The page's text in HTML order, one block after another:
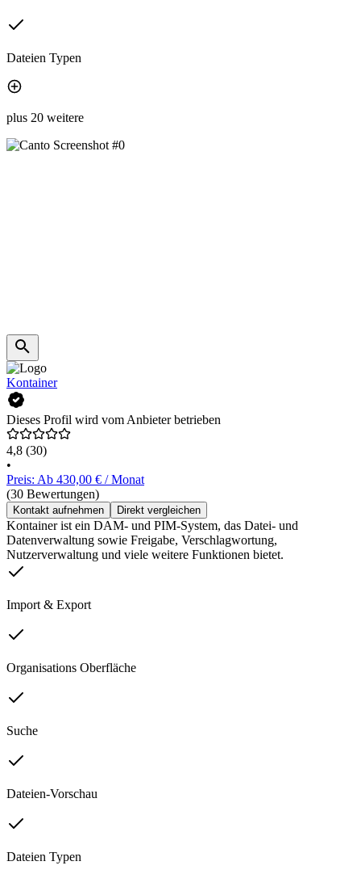
Dateien Typen
plus 20 weitere
Kontainer
Dieses Profil wird vom Anbieter betrieben
4,8 (30)
•
Preis: Ab 430,00 € / Monat
(30 Bewertungen)
Kontakt aufnehmen Direkt vergleichen
Kontainer ist ein DAM- und PIM-System, das Datei- und
Datenverwaltung sowie Freigabe, Verschlagwortung,
Nutzerverwaltung und viele weitere Funktionen bietet.
Import & Export
Organisations Oberfläche
Suche
Dateien-Vorschau
Dateien Typen